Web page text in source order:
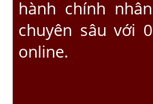
hành chính
chuyên sâu với
online.